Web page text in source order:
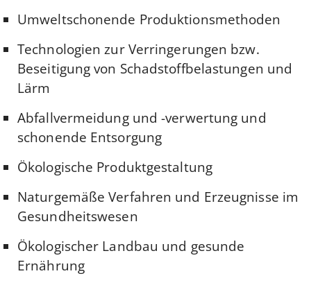
Umweltschonende Produktionsmethoden
Technologien zur Verringerungen bzw.
Beseitigung von Schadstoffbelastungen und
Lärm
Abfallvermeidung und -verwertung und
schonende Entsorgung
Ökologische Produktgestaltung
Naturgemäße Verfahren und Erzeugnisse im
Gesundheitswesen
Ökologischer Landbau und gesunde
Ernährung